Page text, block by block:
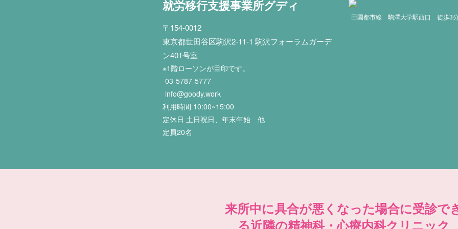
就労移行支援事業所グディ
〒154-0012
東京都世田谷区駒沢2-11-1 駒沢フォーラムガーデ
ン401号室
※1階ローソンが目印です。
03-5787-5777
info@goody.work
利用時間 10:00~15:00
定休日 土日祝日、年末年始 他
定員20名
田園都市線 駒澤大学駅西口 徒歩3
来所中に具合が悪くなった場合に受診で
る近隣の精神科・心療内科クリニック